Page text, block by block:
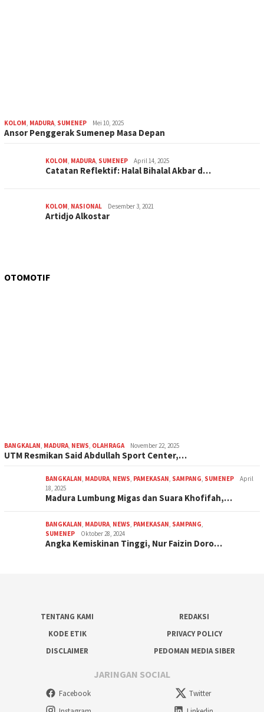
KOLOM, MADURA, SUMENEP Mei 10, 2025
Ansor Penggerak Sumenep Masa Depan
KOLOM, MADURA, SUMENEP April 14, 2025
Catatan Reflektif: Halal Bihalal Akbar d…
KOLOM, NASIONAL Desember 3, 2021
Artidjo Alkostar
OTOMOTIF
BANGKALAN, MADURA, NEWS, OLAHRAGA November 22, 2025
UTM Resmikan Said Abdullah Sport Center,…
BANGKALAN, MADURA, NEWS, PAMEKASAN, SAMPANG, SUMENEP
April
18, 2025
Madura Lumbung Migas dan Suara Khofifah,…
BANGKALAN, MADURA, NEWS, PAMEKASAN, SAMPANG,
SUMENEP
Oktober 28, 2024
Angka Kemiskinan Tinggi, Nur Faizin Doro…
TENTANG KAMI
REDAKSI
KODE ETIK
PRIVACY POLICY
DISCLAIMER
PEDOMAN MEDIA SIBER
JARINGAN SOCIAL
Facebook
Twitter